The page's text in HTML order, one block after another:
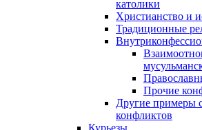
католики
Христианство и
Традиционные
Прочие
Другие примеры
конфликтов